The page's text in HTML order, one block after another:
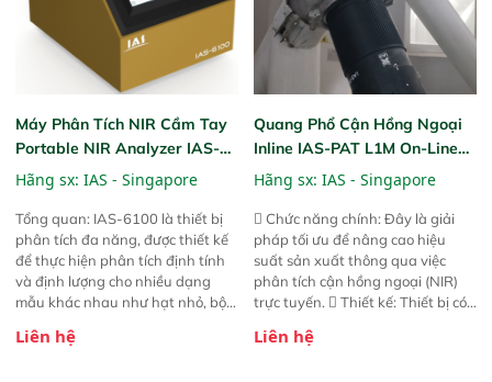
Máy Phân Tích NIR Cầm Tay
Portable NIR Analyzer IAS-
6100
Hãng sx: IAS - Singapore
Tổng quan: IAS-6100 là thiết bị
phân tích đa năng, được thiết kế
để thực hiện phân tích định tính
và định lượng cho nhiều dạng
mẫu khác nhau như hạt nhỏ, bột,
này cho phép bất kỳ ai cũng có
Liên hệ
Quang Phổ Cận Hồng Ngoại
Inline IAS-PAT L1M On-Line
NIR
Hãng sx: IAS - Singapore
 Chức năng chính: Đây là giải
pháp tối ưu để nâng cao hiệu
suất sản xuất thông qua việc
phân tích cận hồng ngoại (NIR)
trực tuyến.  Thiết kế: Thiết bị có
hỗ trợ tản nhiệt tăng cường và đã
Liên hệ